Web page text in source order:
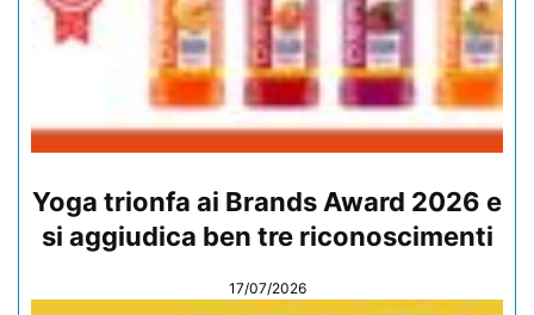
Yoga trionfa ai Brands Award 2026 e
si aggiudica ben tre riconoscimenti
17/07/2026